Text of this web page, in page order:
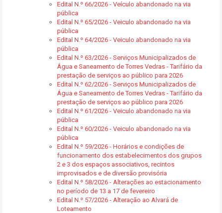
Edital N.º 66/2026 - Veículo abandonado na via
pública
Edital N.º 65/2026 - Veiculo abandonado na via
pública
Edital N.º 64/2026 - Veiculo abandonado na via
pública
Edital N.º 63/2026 - Serviços Municipalizados de
Água e Saneamento de Torres Vedras - Tarifário da
prestação de serviços ao público para 2026
Edital N.º 62/2026 - Serviços Municipalizados de
Água e Saneamento de Torres Vedras - Tarifário da
prestação de serviços ao público para 2026
Edital N.º 61/2026 - Veiculo abandonado na via
pública
Edital N.º 60/2026 - Veiculo abandonado na via
pública
Edital N.º 59/2026 - Horários e condições de
funcionamento dos estabelecimentos dos grupos
2 e 3 dos espaços associativos, recintos
improvisados e de diversão provisória
Edital N.º 58/2026 - Alterações ao estacionamento
no período de 13 a 17 de fevereiro
Edital N.º 57/2026 - Alteração ao Alvará de
Loteamento